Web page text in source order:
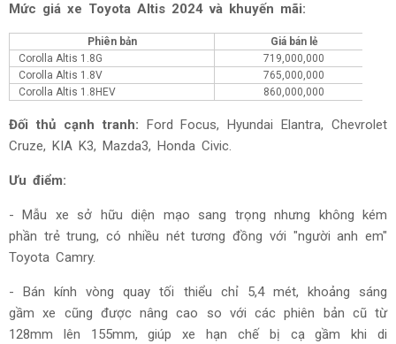
Mức giá xe Toyota Altis 2024 và khuyến mãi:
Phiên bản
Giá bán lẻ
Corolla Altis 1.8G
719,000,000
Corolla Altis 1.8V
765,000,000
Corolla Altis 1.8HEV
860,000,000
Đối thủ cạnh tranh: Ford Focus, Hyundai Elantra, Chevrolet
Cruze, KIA K3, Mazda3, Honda Civic.
Ưu điểm:
- Mẫu xe sở hữu diện mạo sang trọng nhưng không kém
phần trẻ trung, có nhiều nét tương đồng với "người anh em"
Toyota Camry.
- Bán kính vòng quay tối thiểu chỉ 5,4 mét, khoảng sáng
gầm xe cũng được nâng cao so với các phiên bản cũ từ
128mm lên 155mm, giúp xe hạn chế bị cạ gầm khi di